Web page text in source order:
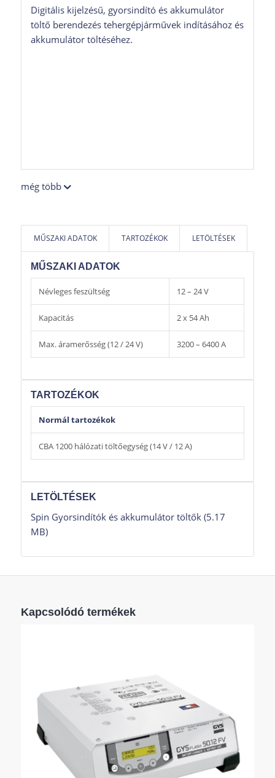
Digitális kijelzésű, gyorsindító és akkumulátor
töltő berendezés tehergépjárművek indításához és
akkumulátor töltéséhez.
még több
MŰSZAKI ADATOK TARTOZÉKOK LETÖLTÉSEK
MŰSZAKI ADATOK
Névleges feszültség 12 – 24 V
Kapacitás 2 x 54 Ah
Max. áramerősség (12 / 24 V) 3200 – 6400 A
TARTOZÉKOK
Normál tartozékok
CBA 1200 hálózati töltőegység (14 V / 12 A)
LETÖLTÉSEK
Spin Gyorsindítók és akkumulátor töltők (5.17
MB)
Kapcsolódó termékek